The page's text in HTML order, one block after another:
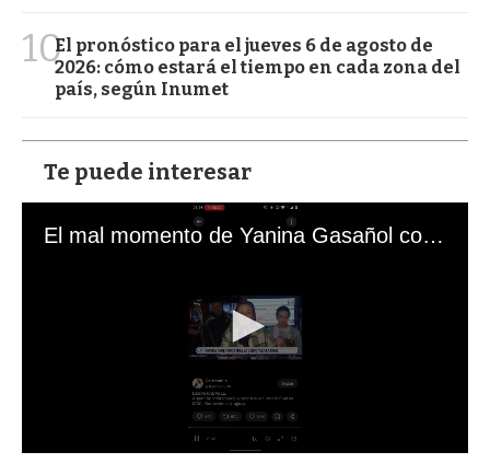
10El pronóstico para el jueves 6 de agosto de
2026: cómo estará el tiempo en cada zona del
país, según Inumet
Te puede interesar
El mal momento de Yanina Gasañol con un hincha argentino en "Subrayado"